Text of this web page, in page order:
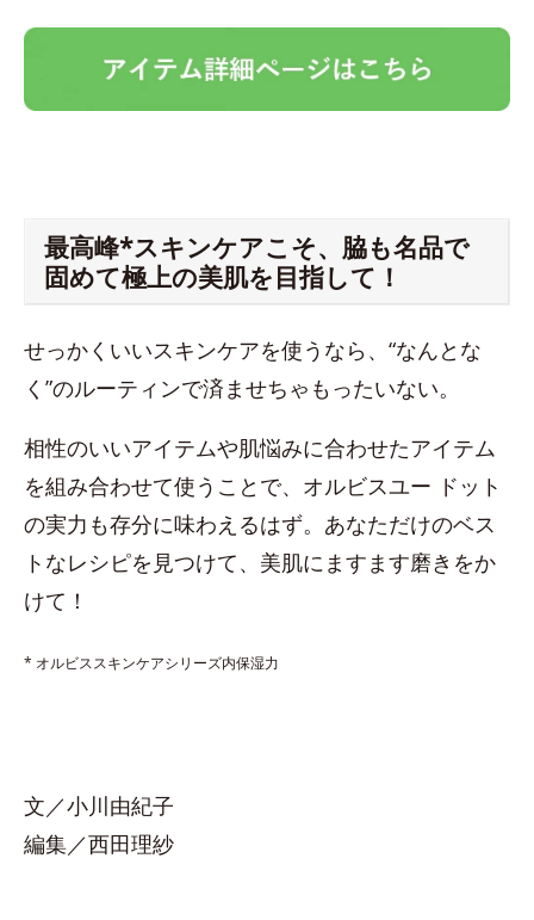
最高峰*スキンケアこそ、脇も名品で
固めて極上の美肌を目指して！
せっかくいいスキンケアを使うなら、“なんとな
く”のルーティンで済ませちゃもったいない。
相性のいいアイテムや肌悩みに合わせたアイテム
を組み合わせて使うことで、オルビスユー ドット
の実力も存分に味わえるはず。あなただけのベス
トなレシピを見つけて、美肌にますます磨きをか
けて！
* オルビススキンケアシリーズ内保湿力
文／小川由紀子
編集／西田理紗